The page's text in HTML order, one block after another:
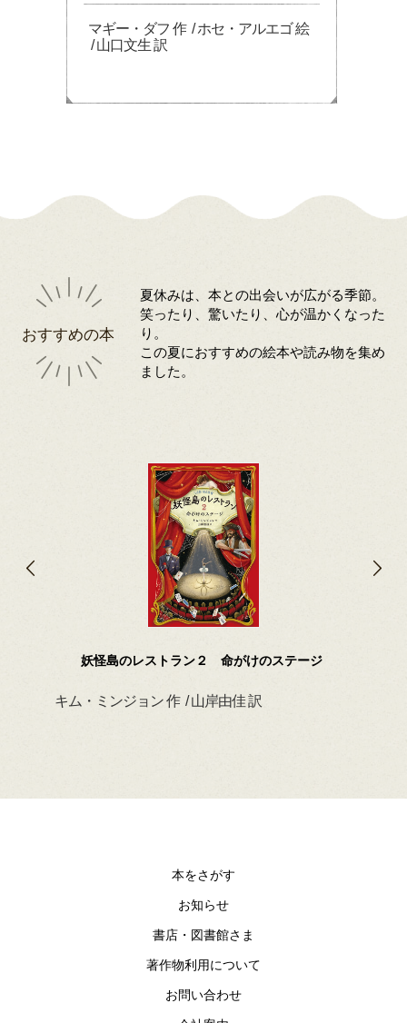
マギー・ダフ 作 / ホセ・アルエゴ 絵
/ 山口文生 訳
おすすめの本
夏休みは、本との出会いが広がる季節。
笑ったり、驚いたり、心が温かくなった
り。
この夏におすすめの絵本や読み物を集め
ました。
妖怪島のレストラン２ 命がけのステージ
キム・ミンジョン 作 / 山岸由佳 訳
本をさがす
お知らせ
書店・図書館さま
著作物利用について
お問い合わせ